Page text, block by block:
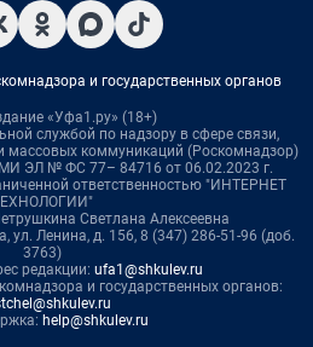
и государственных органов
«Уфа1.ру» (18+)
службой по надзору в сфере связи,
массовых коммуникаций (Роскомнадзор)
ЭЛ № ФС 77– 84716 от 06.02.2023 г.
ответственностью "ИНТЕРНЕТ
Светлана Алексеевна
ул. Ленина, д. 156, 8 (347) 286-51-96 (доб.
3763)
редакции: ufa1@shkulev.ru
и государственных органов:
help@shkulev.ru